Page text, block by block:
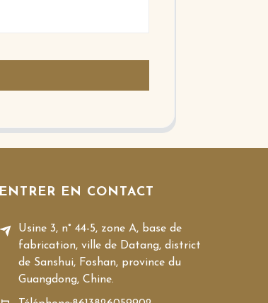
ENTRER EN CONTACT
Usine 3, n° 44-5, zone A, base de
fabrication, ville de Datang, district
de Sanshui, Foshan, province du
Guangdong, Chine.